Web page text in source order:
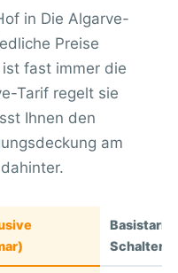
in Die Algarve-
Preise
fast immer die
Tarif regelt sie
Ihnen den
am
Basistarif